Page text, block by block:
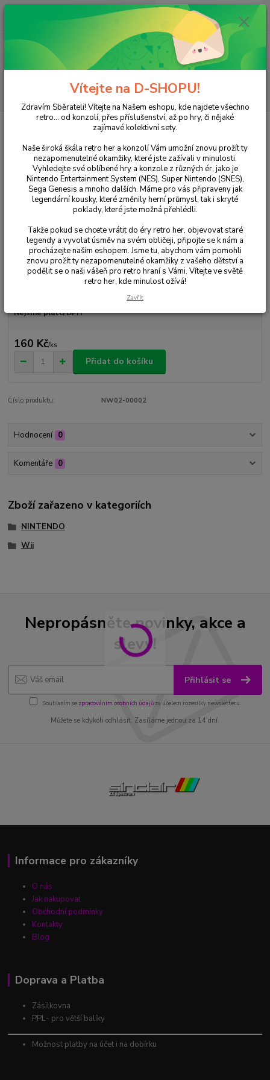
Menu
(Po-Pá, 15:00-20:00 hod.)
ks
0 Kč
Wii Smarty Pants
Smarty Pants
Ohodnotit produkt
Nejsme plátci DPH
160 Kč/ks
Přidat do košíku
Číslo produktu: NW02-00002
Hodnocení 0
Komentáře 0
Zboží zařazeno v kategoriích
NINTENDO
Wii
Nepropásněte novinky, akce a
slevy!
Přihlásit se
Souhlasím se zpracováním osobních údajůza účelem rozesílky newsletteru.
Můžete se kdykoli odhlásit. Zasíláme jednou za 14 dní.
Informace pro zákazníky
O nás
Jak nakupovat
Obchodní podmínky
Kontakty
Blog
Doprava a Platba
Zásilkovna
PPL- pro větší balíky
Možnost platby na účet i na dobírku
Vítejte na D-SHOPU!
Zdravím Sběrateli! Vítejte na Našem eshopu, kde najdete všechno
retro... od konzolí, přes příslušenství, až po hry, či nějaké
zajímavé kolektivní sety.
Naše široká škála retro her a konzolí Vám umožní znovu prožít ty
nezapomenutelné okamžiky, které jste zažívali v minulosti.
Vyhledejte své oblíbené hry a konzole z různých ér, jako je
Nintendo Entertainment System (NES), Super Nintendo (SNES),
Sega Genesis a mnoho dalších. Máme pro vás připraveny jak
legendární kousky, které změnily herní průmysl, tak i skryté
poklady, které jste možná přehlédli.
Takže pokud se chcete vrátit do éry retro her, objevovat staré
legendy a vyvolat úsměv na svém obličeji, připojte se k nám a
procházejte naším eshopem. Jsme tu, abychom vám pomohli
znovu prožít ty nezapomenutelné okamžiky z vašeho dětství a
podělit se o naši vášeň pro retro hraní s Vámi. Vítejte ve světě
retro her, kde minulost ožívá!
Zavřít